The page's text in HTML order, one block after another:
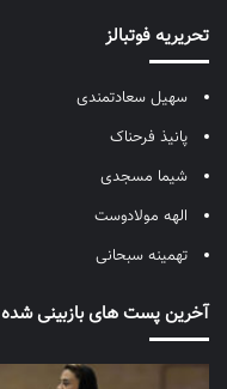
تحریریه فوتبالز
سهیل سعادتمندی
پانیذ فرحناک
شیما مسجدی
الهه مولادوست
تهمینه سبحانی
آخرین پست های بازبینی شده